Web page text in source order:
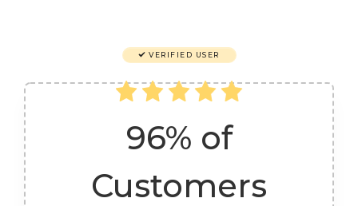
VERIFIED USER
96% of
Customers